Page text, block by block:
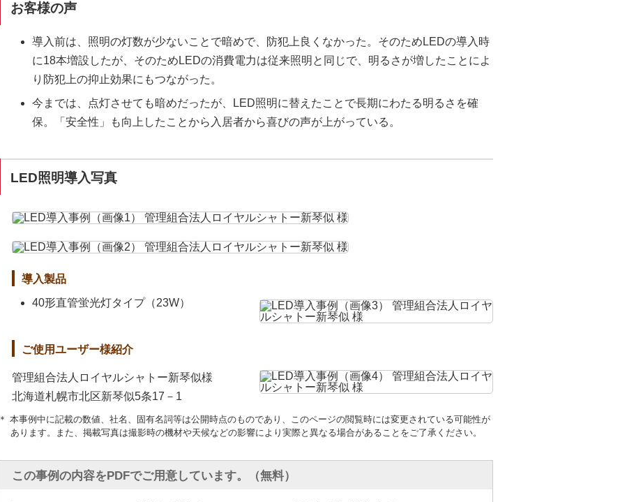
お客様の声
導入前は、照明の灯数が少ないことで暗めで、防犯上良くなかった。そのためLEDの導入時
に18本増設したが、そのためLEDの消費電力は従来照明と同じで、明るさが増したことによ
り防犯上の抑止効果にもつながった。
今までは、点灯させても暗めだったが、LED照明に替えたことで長期にわたる明るさを確
保。「安全性」も向上したことから入居者から喜びの声が上がっている。
LED照明導入写真
導入製品
40形直管蛍光灯タイプ（23W）
ご使用ユーザー様紹介
管理組合法人ロイヤルシャトー新琴似様
北海道札幌市北区新琴似5条17－1
＊ 本事例中に記載の数値、社名、固有名詞等は公開時点のものであり、このページの閲覧時には変更されている可能性が
あります。また、掲載写真は撮影時の機材や天候などの影響により実際と異なる場合があることをご了承ください。
この事例の内容をPDFでご用意しています。（無料）